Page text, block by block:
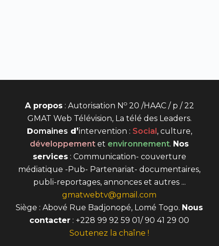
A propos: Autorisation N o20 /HAAC / p / 22
GMAT Web Télévision, La télé des Leaders.
Domaines d’intervention : Social , culture,
développement et environnement. Nos
services: Communication- couverture
médiatique -Pub- Partenariat- documentaires,
publi-reportages, annonces et autres ...
gmatwebtv@gmail.com
Siège : Abové Rue Badjonopé, Lomé Togo. Nous
contacter : +228 99 92 59 01/ 90 41 29 00
Soutenez la chaîne !